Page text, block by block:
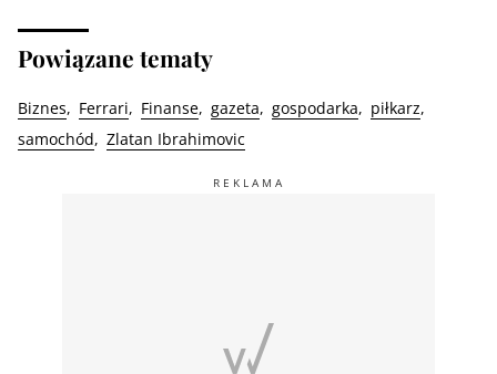
Powiązane tematy
Biznes Ferrari Finanse gazeta gospodarka
piłkarz
samochód
Zlatan Ibrahimovic